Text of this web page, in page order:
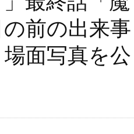
前の出来事
⾯写真を公